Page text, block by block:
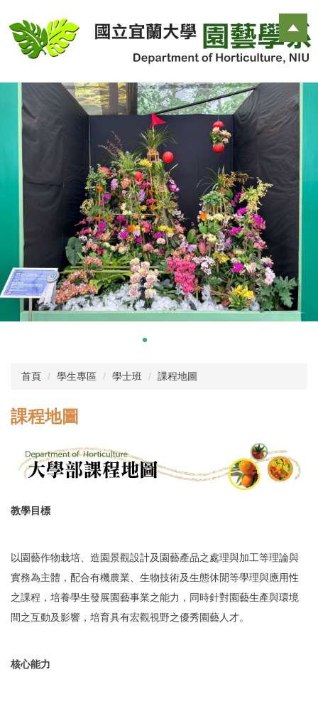
到
主
容
首頁 學生專區 學士班 課程地圖
課程地圖
教學目標
以園藝作物栽培、造園景觀設計及園藝產品之處理與加工等理論與
實務為主體，配合有機農業、生物技術及生態休閒等學理與應用性
之課程，培養學生發展園藝事業之能力，同時針對園藝生產與環境
間之互動及影響，培育具有宏觀視野之優秀園藝人才。
核心能力